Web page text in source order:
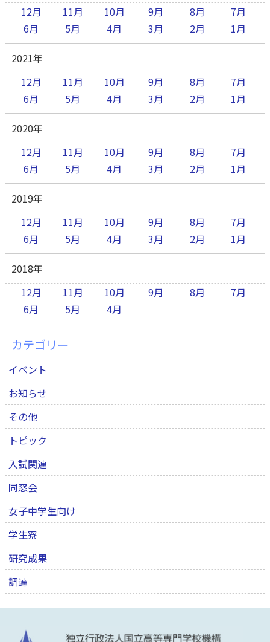
12月
11月 10月 9月 8月
7月
6月
5月 4月 3月 2月 1月
2021年
12月
11月 10月 9月 8月
7月
6月
5月 4月 3月 2月 1月
2020年
12月
11月 10月 9月 8月
7月
6月
5月 4月 3月 2月 1月
2019年
12月
11月 10月 9月 8月
7月
6月
5月 4月 3月 2月 1月
2018年
12月
11月 10月 9月 8月
7月
6月
5月 4月
カテゴリー
イベント
お知らせ
その他
トピック
入試関連
同窓会
女子中学生向け
学生寮
研究成果
調達